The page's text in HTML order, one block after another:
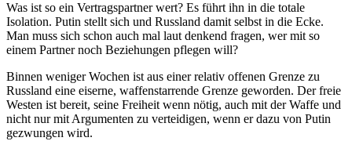
Was ist so ein Vertragspartner wert? Es führt ihn in die totale
Isolation. Putin stellt sich und Russland damit selbst in die Ecke.
Man muss sich schon auch mal laut denkend fragen, wer mit so
einem Partner noch Beziehungen pflegen will?
Binnen weniger Wochen ist aus einer relativ offenen Grenze zu
Russland eine eiserne, waffenstarrende Grenze geworden. Der freie
Westen ist bereit, seine Freiheit wenn nötig, auch mit der Waffe und
nicht nur mit Argumenten zu verteidigen, wenn er dazu von Putin
gezwungen wird.